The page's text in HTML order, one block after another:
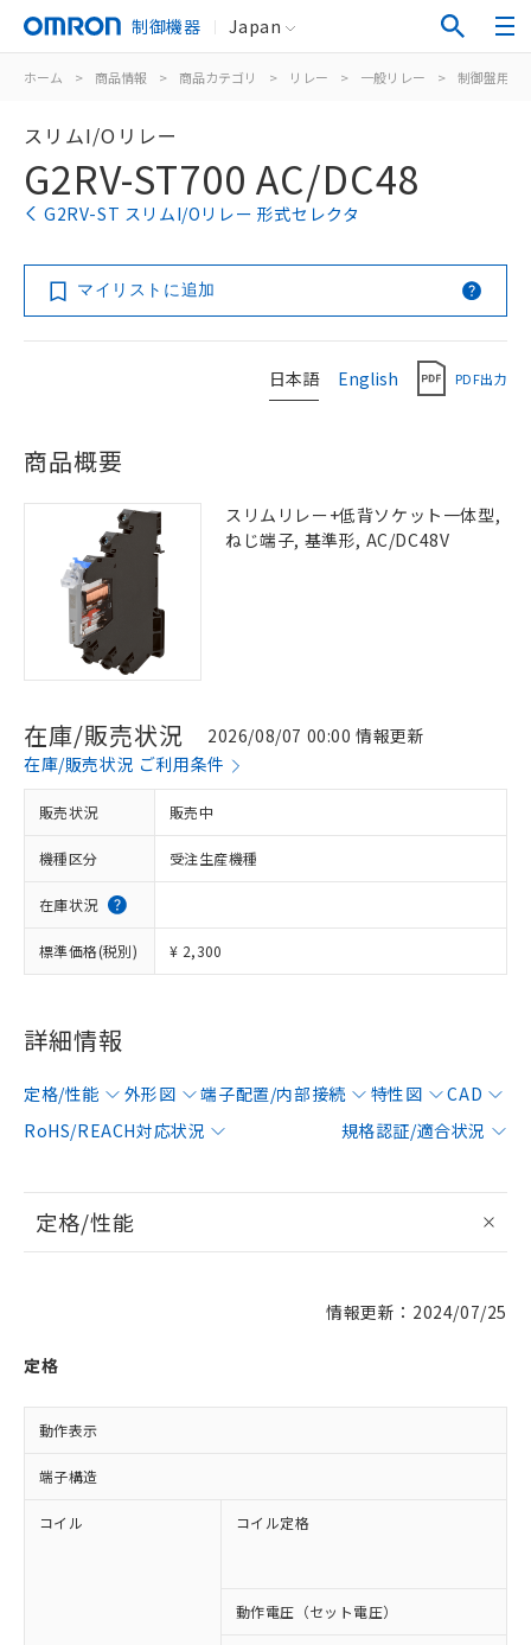
制御機器 Japan
ホーム > 商品情報 > 商品カテゴリ > リレー > 一般リレー > 制御盤用
スリムI/Oリレー
G2RV-ST700 AC/DC48
G2RV-ST スリムI/Oリレー 形式セレクタ
マイリストに追加
日本語 English PDF出力
商品概要
スリムリレー+低背ソケット一体型,
ねじ端子, 基準形, AC/DC48V
在庫/販売状況
2026/08/07 00:00 情報更新
在庫/販売状況 ご利用条件
販売状況 販売中
機種区分 受注生産機種
在庫状況
標準価格(税別) ¥ 2,300
詳細情報
定格/性能 外形図 端子配置/内部接続 特性図
CAD
RoHS/REACH対応状況
規格認証/適合状況
定格/性能
情報更新：2024/07/25
定格
動作表示
端子構造
コイル コイル定格
動作電圧（セット電圧）